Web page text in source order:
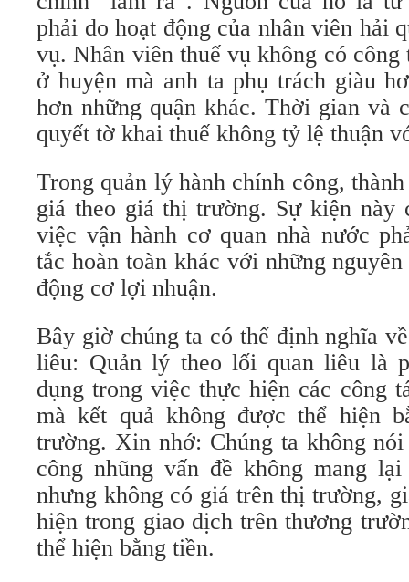
phải do hoạt động của nhân viên hải
vụ. Nhân viên thuế vụ không có
ở huyện mà anh ta phụ trách giàu
hơn những quận khác. Thời gian và
quyết tờ khai thuế không tỷ lệ thuận
Trong quản lý hành chính công,
giá theo giá thị trường. Sự kiện này
việc vận hành cơ quan nhà nước
tắc hoàn toàn khác với những
động cơ lợi nhuận.
Bây giờ chúng ta có thể định nghĩa
liêu: Quản lý theo lối quan liêu là
dụng trong việc thực hiện các công
mà kết quả không được thể hiện
trường. Xin nhớ: Chúng ta không
công nhũng vấn đề không mang
nhưng không có giá trên thị trường,
hiện trong giao dịch trên thương
thể hiện bằng tiền.